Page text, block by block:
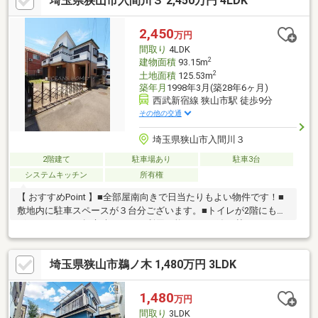
2,450万円
間取り 4LDK
建物面積93.15m2
土地面積125.53m2
築年月 1998年3月(築28年6ヶ月)
西武新宿線 狭山市駅 徒歩9分
その他の交通
埼玉県狭山市入間川３
2階建て 駐車場あり
駐車3台
システムキッチン
所有権
【 おすすめPoint 】■全部屋南向きで日当たりもよい物件です！■
敷地内に駐車スペースが３台分ございます。■トイレが2階にもご
る一坪風呂で足も伸ばせます。■バルコニーも広いため、洗濯物
もたくさん干せますね♪■イオンタウンが徒歩圏内にあるので、お
買い物や、外食にも便利です！■お庭も広く、ガーデニングも楽
しめます♪■全居室ゆとりの6帖以上♪■屋根裏収納がございます。
季節物や思い出の品の収納として♪
埼玉県狭山市鵜ノ木 1,480万円 3LDK
1,480万円
間取り 3LDK